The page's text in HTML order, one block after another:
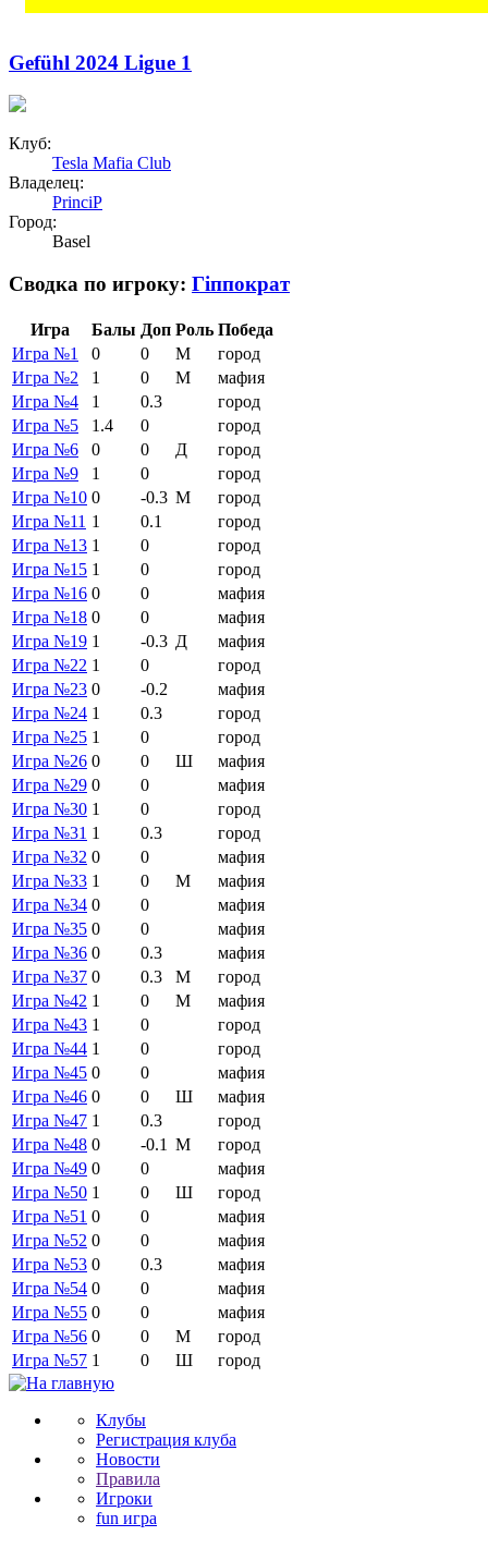
Gefühl 2024 Ligue 1
Клуб:
Tesla Mafia Club
Владелец:
PrinciP
Город:
Basel
Сводка по игроку: Гіппократ
Игра Балы Доп Роль Победа
Игра №1
0 0 М
город
Игра №2
1 0 М
мафия
Игра №4
1 0.3
город
Игра №5
1.4 0
город
Игра №6
0 0 Д
город
Игра №9
1 0
город
Игра №10 0 -0.3 М
город
Игра №11 1 0.1
город
Игра №13 1 0
город
Игра №15 1 0
город
Игра №16 0 0
мафия
Игра №18 0 0
мафия
Игра №19 1 -0.3 Д
мафия
Игра №22 1 0
город
Игра №23 0 -0.2
мафия
Игра №24 1 0.3
город
Игра №25 1 0
город
Игра №26 0 0 Ш
мафия
Игра №29 0 0
мафия
Игра №30 1 0
город
Игра №31 1 0.3
город
Игра №32 0 0
мафия
Игра №33 1 0 М
мафия
Игра №34 0 0
мафия
Игра №35 0 0
мафия
Игра №36 0 0.3
мафия
Игра №37 0 0.3 М
город
Игра №42 1 0 М
мафия
Игра №43 1 0
город
Игра №44 1 0
город
Игра №45 0 0
мафия
Игра №46 0 0 Ш
мафия
Игра №47 1 0.3
город
Игра №48 0 -0.1 М
город
Игра №49 0 0
мафия
Игра №50 1 0 Ш
город
Игра №51 0 0
мафия
Игра №52 0 0
мафия
Игра №53 0 0.3
мафия
Игра №54 0 0
мафия
Игра №55 0 0
мафия
Игра №56 0 0 М
город
Игра №57 1 0 Ш город
Клубы
Регистрация клуба
Новости
Правила
Игроки
fun игра